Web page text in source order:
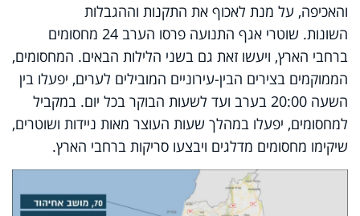
והאכיפה, על מנת לאכוף את התקנות וההגבלות
השונות. שוטרי אגף התנועה פרסו הערב 24 מחסומים
ברחבי הארץ, ויעשו זאת גם בשני הלילות הבאים. המחסומים,
הממוקמים בצירים הבין-עירוניים המובילים לערים, יפעלו בין
השעה 20:00 בערב ועד לשעות הבוקר בכל יום. במקביל
למחסומים, יפעלו במהלך שעות העוצר מאות ניידות ושוטרים,
שיקימו מחסומים מדלגים ויבצעו סריקות ברחבי הארץ.